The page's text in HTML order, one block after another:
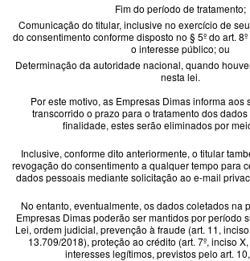
Fim do período de tratamento;
Comunicação do titular, inclusive no exercício de
do consentimento conforme disposto no § 5º do art.
o interesse público; ou
Determinação da autoridade nacional, quando
nesta lei.
Por este motivo, as Empresas Dimas informa aos
transcorrido o prazo para o tratamento dos
finalidade, estes serão eliminados por
Inclusive, conforme dito anteriormente, o titular
revogação do consentimento a qualquer tempo para
dados pessoais mediante solicitação ao e-mail
No entanto, eventualmente, os dados coletados na
Empresas Dimas poderão ser mantidos por período
Lei, ordem judicial, prevenção à fraude (art. 11, inciso
13.709/2018), proteção ao crédito (art. 7º, inciso
interesses legítimos, previstos pelo art.